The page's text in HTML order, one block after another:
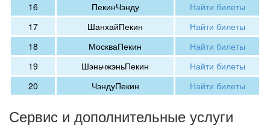
16
ПекинЧэнду
Найти билеты
17
ШанхайПекин
Найти билеты
18
МоскваПекин
Найти билеты
19
ШэньчжэньПекин
Найти билеты
20
ЧэндуПекин Найти билеты
Сервис и дополнительные услуги